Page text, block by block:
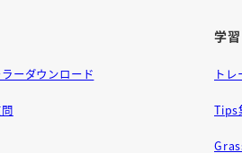
ーダウンロード
学習
ト
Tips